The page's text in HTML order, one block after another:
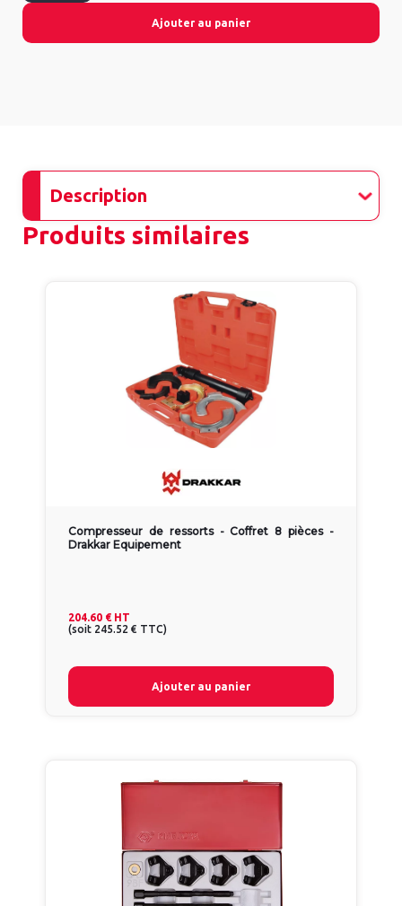
Ajouter au panier
Description
Produits similaires
Compresseur de ressorts - Coffret 8 pièces -
Drakkar Equipement
204.60 € HT
(soit 245.52 € TTC)
Ajouter au panier